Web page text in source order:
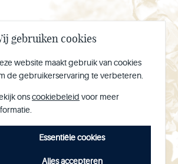
0473.065.733
gebruiken cookies
website maakt gebruik van cookies
de gebruikerservaring te verbeteren.
onscookiebeleid voor meer
Essentiële cookies
Alles accepteren